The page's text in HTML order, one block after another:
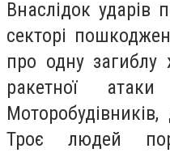
Внаслідок ударів
секторі
про одну
ракетної
Троє людей